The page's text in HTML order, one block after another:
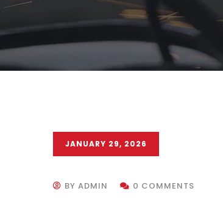
JANUARY 29, 2026
BY ADMIN 0 COMMENTS